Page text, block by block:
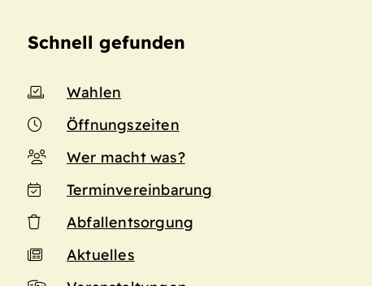
Schnell gefunden
Wahlen
Öffnungszeiten
Wer macht was?
Terminvereinbarung
Abfallentsorgung
Aktuelles